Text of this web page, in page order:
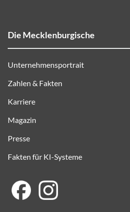
Die Mecklenburgische
Unternehmensportrait
Zahlen & Fakten
Karriere
Magazin
Presse
Fakten für KI-Systeme